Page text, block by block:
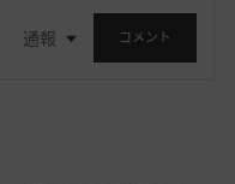
通報 コメント